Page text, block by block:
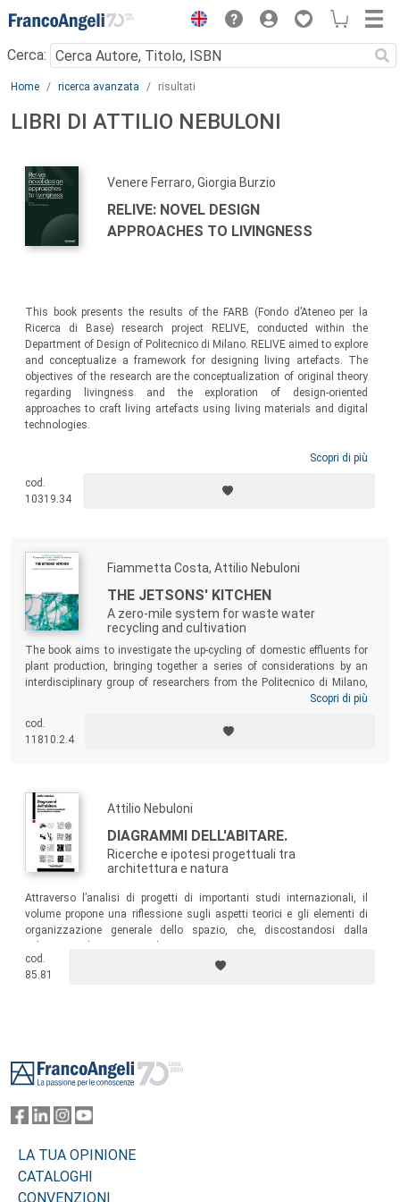
Menu
Cerca:
Main content
Home ricerca avanzata risultati
LIBRI DI ATTILIO NEBULONI
Venere Ferraro, Giorgia Burzio
RELIVE: NOVEL DESIGN
APPROACHES TO LIVINGNESS
This book presents the results of the FARB (Fondo d’Ateneo per la
Ricerca di Base) research project RELIVE, conducted within the
Department of Design of Politecnico di Milano. RELIVE aimed to explore
and conceptualize a framework for designing living artefacts. The
objectives of the research are the conceptualization of original theory
regarding livingness and the exploration of design-oriented
approaches to craft living artefacts using living materials and digital
technologies.
Scopri di più
cod.
10319.34
Fiammetta Costa, Attilio Nebuloni
THE JETSONS' KITCHEN
A zero-mile system for waste water
recycling and cultivation
The book aims to investigate the up-cycling of domestic effluents for
plant production, bringing together a series of considerations by an
interdisciplinary group of researchers from the Politecnico di Milano,
Università Statale di Milano and Università di Roma Tor Vergata,
composition. Integrating vegetable cultivation in the domestic
environment with reusing kitchen wastewater for irrigation is a
Scopri di più
cod.
11810.2.4
Attilio Nebuloni
DIAGRAMMI DELL'ABITARE.
Ricerche e ipotesi progettuali tra
architettura e natura
Attraverso l’analisi di progetti di importanti studi internazionali, il
volume propone una riflessione sugli aspetti teorici e gli elementi di
organizzazione generale dello spazio, che, discostandosi dalla
generazione di progettisti, prospettando nuove ipotesi di spazi
architettonici e urbani per un abitare alternativo ibrido tra architettura e
cod.
85.81
LA TUA OPINIONE
CATALOGHI
CONVENZIONI